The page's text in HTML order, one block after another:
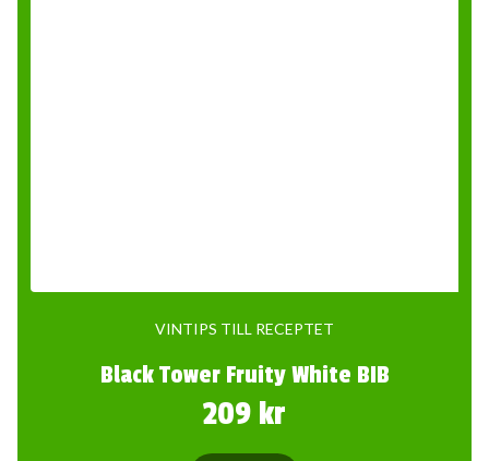
VINTIPS TILL RECEPTET
Black Tower Fruity White BIB
209 kr